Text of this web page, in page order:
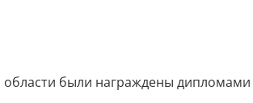
были награждены дипломами